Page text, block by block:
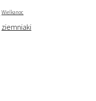
Wielkanoc
ziemniaki